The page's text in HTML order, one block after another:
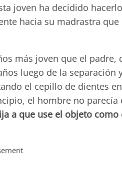
joven ha decidido
hacia su madrastra
más joven que el padre,
luego de la separación
el cepillo de dientes
el hombre no parecía
a que use el objeto como